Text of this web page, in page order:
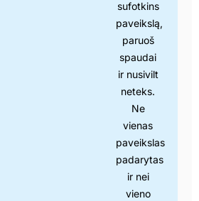
sufotkins
paveikslą,
paruoš
spaudai
ir nusivilt
neteks.
Ne
vienas
paveikslas
padarytas
ir nei
vieno